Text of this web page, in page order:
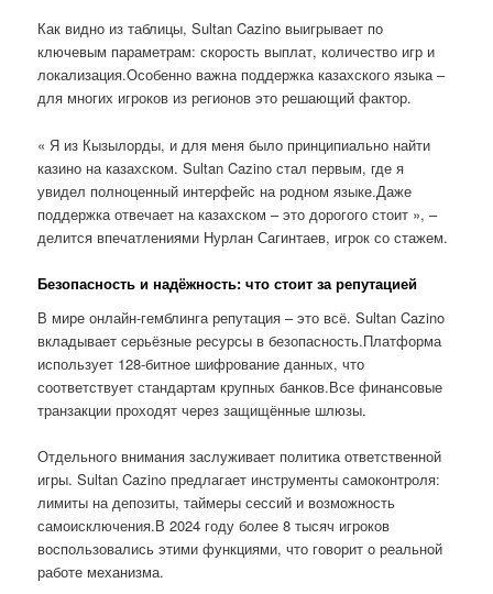
Как видно из таблицы, Sultan Cazino выигрывает по
ключевым параметрам: скорость выплат, количество игр и
локализация.Особенно важна поддержка казахского языка –
для многих игроков из регионов это решающий фактор.
« Я из Кызылорды, и для меня было принципиально найти
казино на казахском. Sultan Cazino стал первым, где я
увидел полноценный интерфейс на родном языке.Даже
поддержка отвечает на казахском – это дорогого стоит », –
делится впечатлениями Нурлан Сагинтаев, игрок со стажем.
Безопасность и надёжность: что стоит за репутацией
В мире онлайн-гемблинга репутация – это всё. Sultan Cazino
вкладывает серьёзные ресурсы в безопасность.Платформа
использует 128-битное шифрование данных, что
соответствует стандартам крупных банков.Все финансовые
транзакции проходят через защищённые шлюзы.
Отдельного внимания заслуживает политика ответственной
игры. Sultan Cazino предлагает инструменты самоконтроля:
лимиты на депозиты, таймеры сессий и возможность
самоисключения.В 2024 году более 8 тысяч игроков
воспользовались этими функциями, что говорит о реальной
работе механизма.